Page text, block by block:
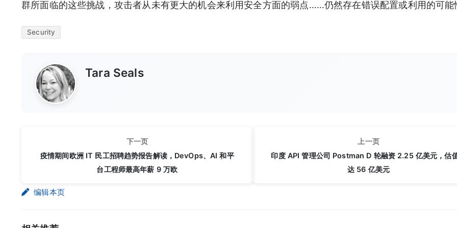
群所面临的这些挑战，攻击者从未有更大的机会来利用安全方面的弱点……仍然存在错误配置或利用的可能
Security
Tara Seals
下一页
疫情期间欧洲 IT 民工招聘趋势报告解读，DevOps、AI 和平
台工程师最高年薪 9 万欧
上一页
印度 API 管理公司 Postman D 轮融资 2.25 亿美元，估
达 56 亿美元
编辑本页